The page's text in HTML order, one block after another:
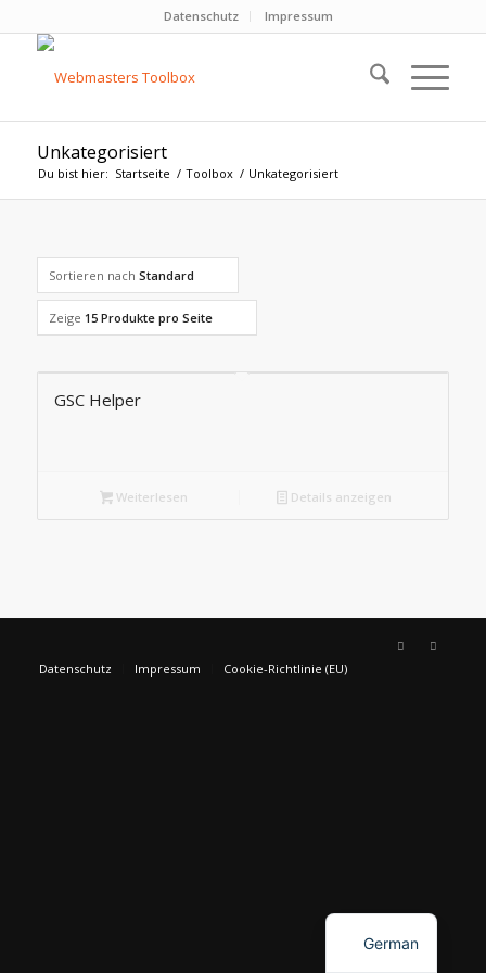
Datenschutz Impressum
Unkategorisiert
Du bist hier: Startseite / Toolbox / Unkategorisiert
Sortieren nach Standard
Zeige 15 Produkte pro Seite
GSC Helper
Weiterlesen Details anzeigen
Datenschutz Impressum Cookie-Richtlinie (EU)
German